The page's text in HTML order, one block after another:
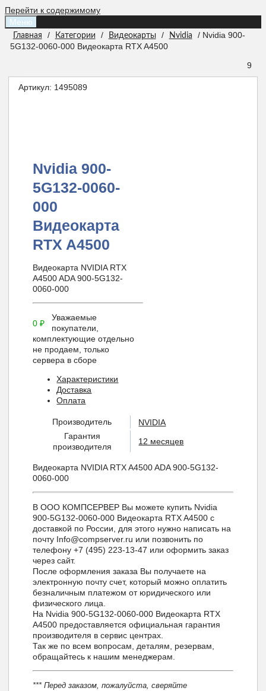
Перейти к содержимому
Меню
Главная / Категории / Видеокарты / Nvidia
/ Nvidia 900-
5G132-0060-000 Видеокарта RTX A4500
9
Артикул: 1495089
Nvidia 900-
5G132-0060-
000
Видеокарта
RTX A4500
Видеокарта NVIDIA RTX
A4500 ADA 900-5G132-
0060-000
0₽
Уважаемые
покупатели,
комплектующие отдельно
не продаем, только
сервера в сборе
Характеристики
Доставка
Оплата
Производитель
NVIDIA
Гарантия
производителя
12 месяцев
Видеокарта NVIDIA RTX A4500 ADA 900-5G132-
0060-000
В ООО КОМПСЕРВЕР Вы можете купить Nvidia
900-5G132-0060-000 Видеокарта RTX A4500 с
доставкой по России, для этого нужно написать на
почту Info@compserver.ru или позвонить по
телефону +7 (495) 223-13-47 или оформить заказ
через сайт.
После оформления заказа Вы получаете на
электронную почту счет, который можно оплатить
безналичным платежом от юридического или
физического лица.
На Nvidia 900-5G132-0060-000 Видеокарта RTX
A4500 предоставляется официальная гарантия
производителя в сервис центрах.
Так же по всем вопросам, деталям, резервам,
обращайтесь к нашим менеджерам.
*** Перед заказом, пожалуйста, сверяйте